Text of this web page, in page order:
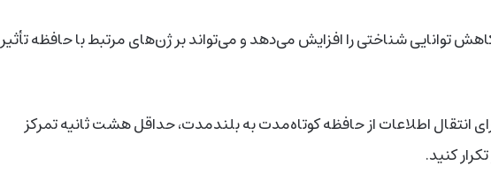
توانایی شناختی را افزایش می‌دهد و می‌تواند بر ژن‌های مرتبط با حافظه تأثیر
انتقال اطلاعات از حافظه کوتاه‌مدت به بلندمدت، حداقل هشت ثانیه تمرکز
کنید.